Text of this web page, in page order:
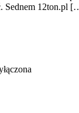
Sednem 12ton.pl